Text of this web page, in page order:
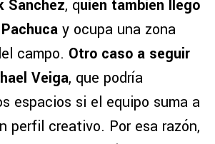
Sánchez, quien también llegó
y ocupa una zona
campo. Otro caso a seguir
Veiga, que podría
espacios si el equipo suma a
perfil creativo. Por esa razón,